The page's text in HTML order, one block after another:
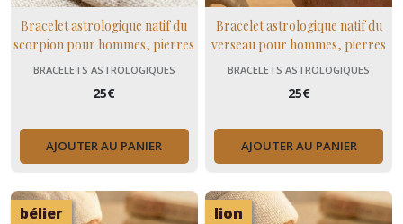
Bracelet astrologique natif du
scorpion pour hommes, pierres
naturelles fluorine, agate et
BRACELETS ASTROLOGIQUES
25€
AJOUTER AU PANIER
Bracelet astrologique natif du
verseau pour hommes, pierres
naturelles sodalite, oeil de
BRACELETS ASTROLOGIQUES
25€
AJOUTER AU PANIER
bélier lion